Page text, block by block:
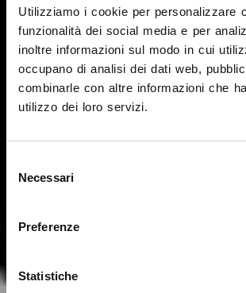
Utilizziamo i cookie per personalizzare
funzionalità dei social media e per
inoltre informazioni sul modo in cui
occupano di analisi dei dati web,
combinarle con altre informazioni che
utilizzo dei loro servizi.
delNecessari
Preferenze
Statistiche